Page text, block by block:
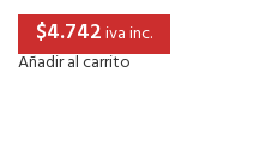
$4.742iva inc.
Añadir al carrito